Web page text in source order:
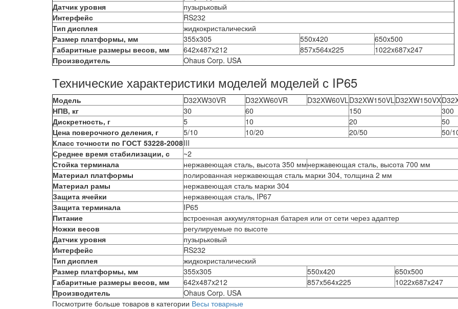
Датчик уровня
пузырьковый
Интерфейс
RS232
Тип дисплея
жидкокристалический
Размер платформы, мм
355x305 550x420
650x500
Габаритные размеры весов, мм
642x487x212 857x564x225
1022x687x247
Производитель
Ohaus Corp. USA
Технические характеристики моделей моделей с IP65
Модель D32XW30VR D32XW60VR D32XW60VLD32XW150VLD32XW150VX
НПВ, кг
30 60 150
300
Дискретность, г
5 10 20
50
Цена поверочного деления, г
5/10 10/20 20/50
50/
Класс точности по ГОСТ 53228-2008III
Среднее время стабилизации, с
~2
Стойка терминала
нержавеющая сталь, высота 350 ммнержавеющая сталь, высота 700 мм
Материал платформы
полированная нержавеющая сталь марки 304, толщина 2 мм
Материал рамы
нержавеющая сталь марки 304
Защита ячейки
нержавеющая сталь, IP67
Защита терминала
IP65
Питание
встроенная аккумуляторная батарея или от сети через адаптер
Ножки весов
регулируемые по высоте
Датчик уровня
пузырьковый
Интерфейс
RS232
Тип дисплея
жидкокристалический
Размер платформы, мм
355x305 550x420
650x500
Габаритные размеры весов, мм
642x487x212 857x564x225
1022x687x247
Производитель
Ohaus Corp. USA
Посмотрите больше товаров в категории Весы товарные